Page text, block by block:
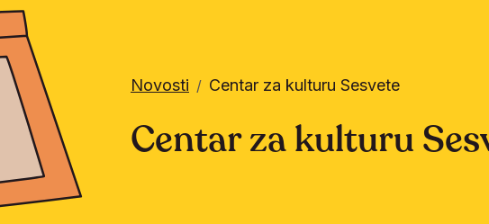
Novosti / Centar za kulturu Sesvete
Centar za kulturu